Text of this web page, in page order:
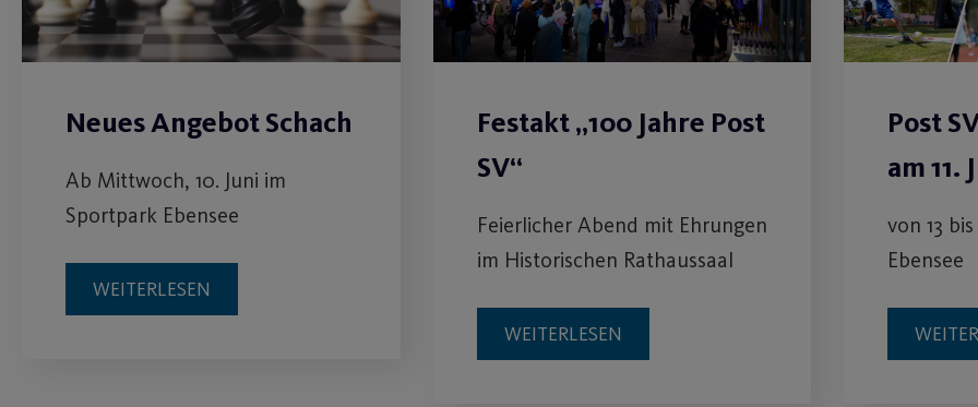
Neues Angebot Schach
Ab Mittwoch, 10. Juni im
Sportpark Ebensee
WEITERLESEN
Festakt „100 Jahre Post
SV“
Feierlicher Abend mit Ehrungen
im Historischen Rathaussaal
WEITERLESEN
Post
am 11.
von 13
Ebensee